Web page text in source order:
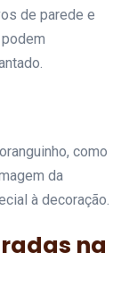
de parede e
como
da
à decoração.
na